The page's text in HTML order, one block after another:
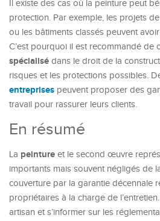
Il existe des cas où la peinture peut
protection. Par exemple, les projets
ou les bâtiments classés peuvent
C’est pourquoi il est recommandé de
spécialisé dans le droit de la
risques et les protections possibles.
entreprises peuvent proposer des
travail pour rassurer leurs clients.
En résumé
La peinture et le second œuvre
importants mais souvent négligés de
couverture par la garantie décennale
propriétaires à la charge de
artisan et s’informer sur les